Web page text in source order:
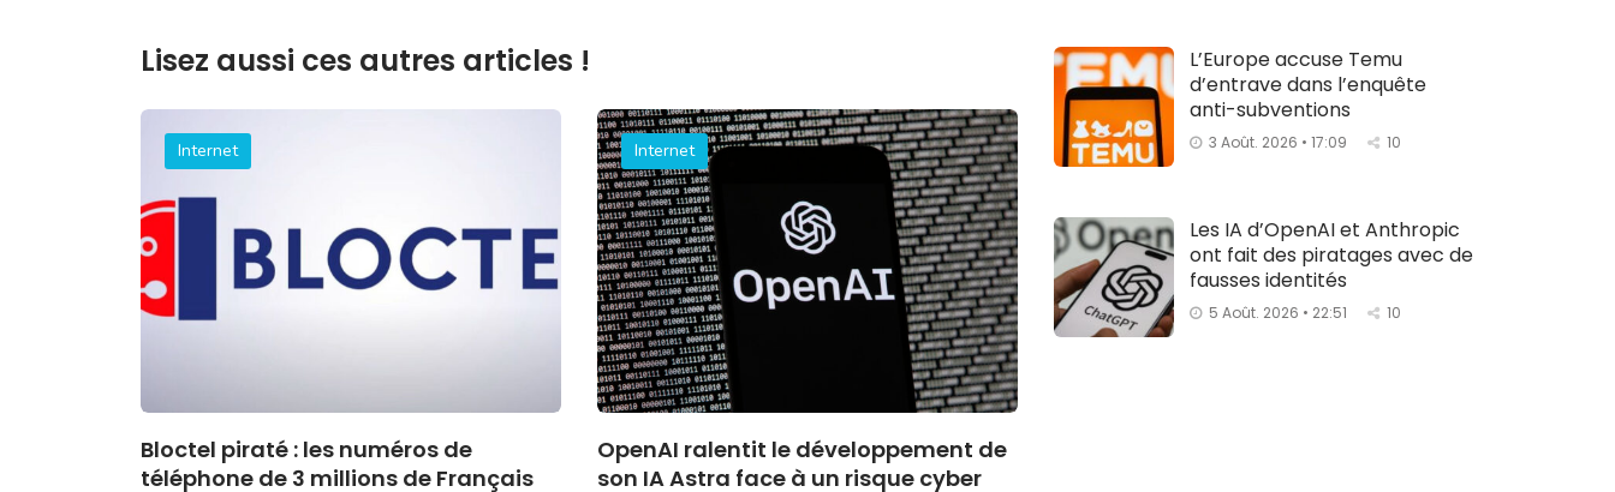
Lisez aussi ces autres articles !
Internet
Bloctel piraté : les numéros de
téléphone de 3 millions de Français
Internet
OpenAI ralentit le développement de
son IA Astra face à un risque cyber
L’Europe accuse Temu
d’entrave dans l’enquête
anti-subventions
3 Août. 2026 • 17:09 10
Les IA d’OpenAI et Anthropic
ont fait des piratages avec de
fausses identités
5 Août. 2026 • 22:51 10